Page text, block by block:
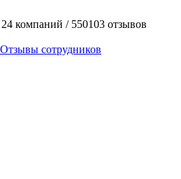
24 компаний / 550103 отзывов